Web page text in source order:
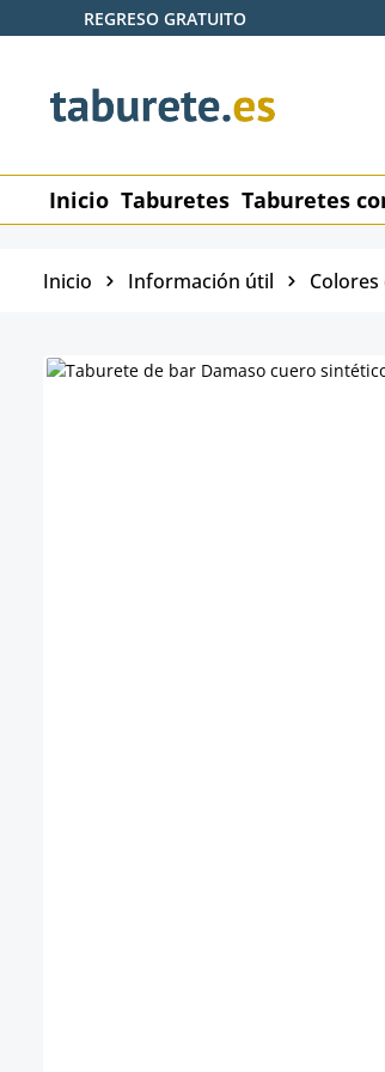
al contenido principal
Saltar a la búsqueda
Saltar a la navegación principal
REGRESO GRATUITO
Inicio Taburetes Taburetes
Inicio Información útil